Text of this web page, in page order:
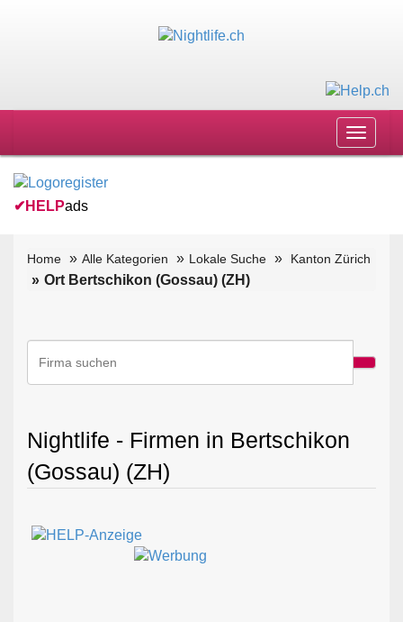
Toggle
✔ HELPads
Home Alle Kategorien Lokale Suche Kanton Zürich
Ort Bertschikon (Gossau) (ZH)
Nightlife - Firmen in Bertschikon
(Gossau) (ZH)